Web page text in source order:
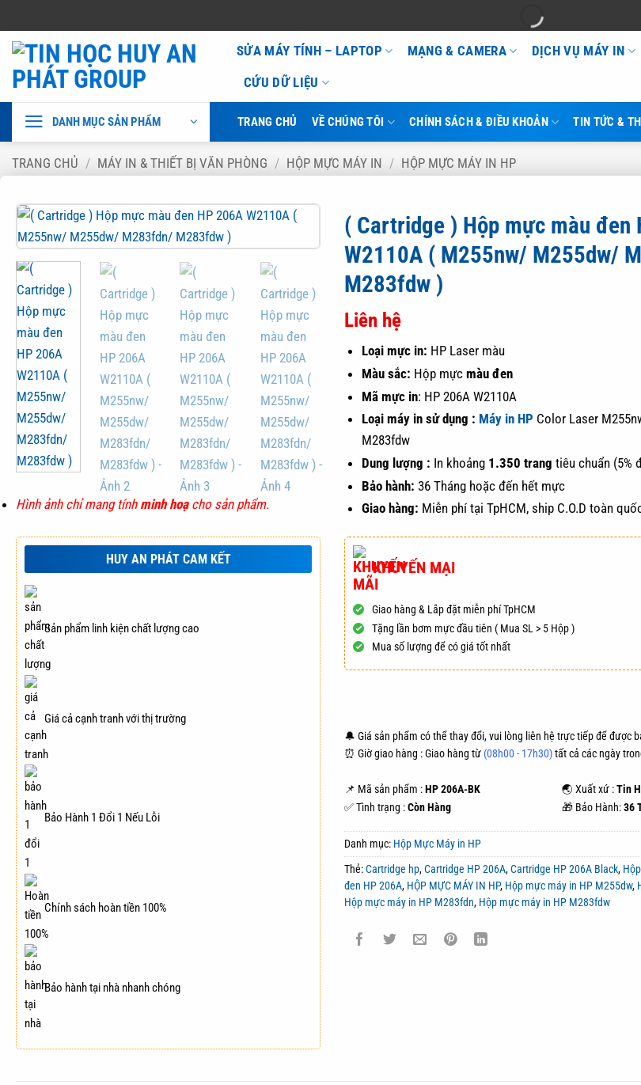
Bỏ
nội
dung
SỬA MÁY TÍNH – LAPTOP MẠNG & CAMERA
DỊCH VỤ MÁY IN
CỨU DỮ LIỆU
DANH MỤC SẢN PHẨM TRANG CHỦ VỀ CHÚNG TÔI CHÍNH SÁCH & ĐIỀU KHOẢN TIN TỨC &
TRANG CHỦ / MÁY IN & THIẾT BỊ VĂN PHÒNG / HỘP MỰC MÁY IN / HỘP MỰC MÁY IN HP
Hình ảnh chỉ mang tính minh hoạcho sản phẩm.
HUY AN PHÁT CAM KẾT
Sản phẩm linh kiện chất lượng cao
Giá cả cạnh tranh với thị trường
Bảo Hành 1 Đổi 1 Nếu Lỗi
Chính sách hoàn tiền 100%
Bảo hành tại nhà nhanh chóng
( Cartridge ) Hộp mực màu đen
W2110A ( M255nw/ M255dw/
M283fdw )
Liên hệ
Loại mực in: HP Laser màu
Màu sắc: Hộp mực màu đen
Mã mực in: HP 206A W2110A
Loại máy in sử dụng : Máy in HP Color Laser
M283fdw
Dung lượng : In khoảng 1.350 trang tiêu chuẩn (5%
Bảo hành: 36 Tháng hoặc đến hết mực
Giao hàng: Miễn phí tại TpHCM, ship C.O.D toàn
KHUYẾN MẠI
Giao hàng & Lắp đặt miễn phí TpHCM
Tặng lần bơm mực đầu tiên ( Mua SL > 5 Hộp )
Mua số lượng để có giá tốt nhất
🔔 Giá sản phẩm có thể thay đổi, vui lòng liên hệ trực tiếp để được
⏰ Giờ giao hàng : Giao hàng từ (08h00 - 17h30)tất cả các ngày
📌 Mã sản phẩm :HP 206A-BK 🌏 Xuất xứ :Tin
✅ Tình trạng :Còn Hàng 🎁 Bảo Hành:36
Danh mục: Hộp Mực Máy in HP
Thẻ:Cartridge hp,Cartridge HP 206A,Cartridge HP 206A Black,
đen HP 206A, HỘP MỰC MÁY IN HP, Hộp mực máy in HP M255dw,
Hộp mực máy in HP M283fdn, Hộp mực máy in HP M283fdw